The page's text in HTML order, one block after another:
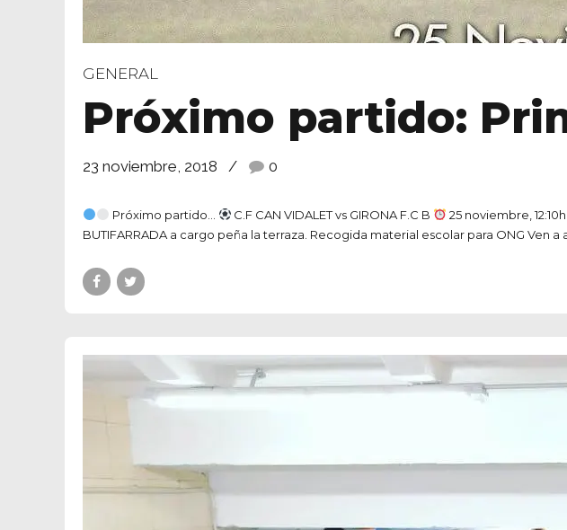
GENERAL
Próximo partido:
23 noviembre, 2018 0
Próximo partido... C.F CAN VIDALET vs GIRONA F.C B 25 noviembre, 12:10h.
BUTIFARRADA a cargo peña la terraza. Recogida material escolar para ONG